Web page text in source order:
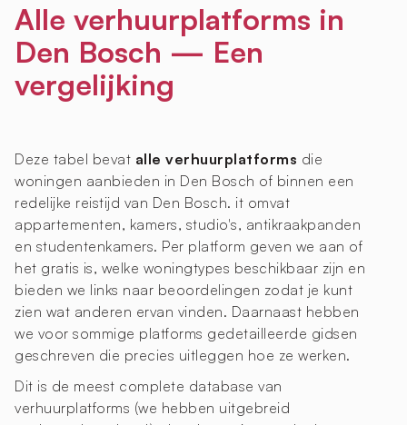
Alle verhuurplatforms in
Den Bosch — Een
vergelijking
Deze tabel bevat alle verhuurplatforms die
woningen aanbieden in Den Bosch of binnen een
redelijke reistijd van Den Bosch. it omvat
appartementen, kamers, studio's, antikraakpanden
en studentenkamers. Per platform geven we aan of
het gratis is, welke woningtypes beschikbaar zijn en
bieden we links naar beoordelingen zodat je kunt
zien wat anderen ervan vinden. Daarnaast hebben
we voor sommige platforms gedetailleerde gidsen
geschreven die precies uitleggen hoe ze werken.
Dit is de meest complete database van
verhuurplatforms (we hebben uitgebreid